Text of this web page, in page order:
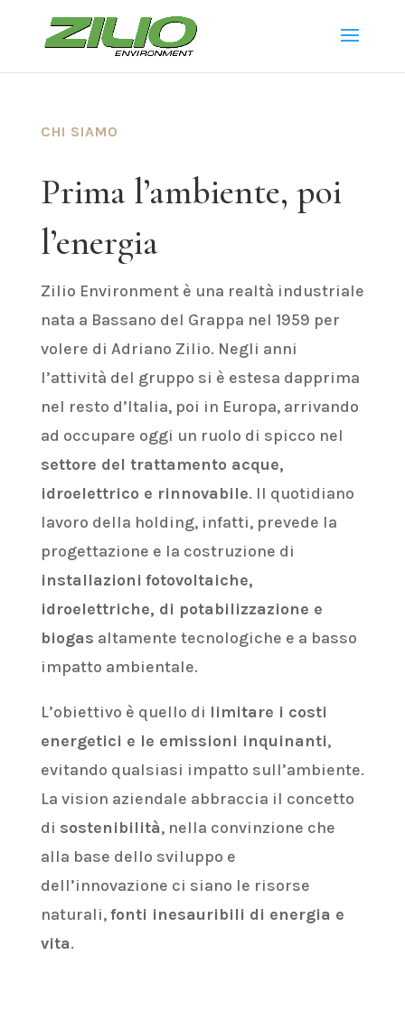
CHI SIAMO
Prima l’ambiente, poi
l’energia
Zilio Environment è una realtà industriale
nata a Bassano del Grappa nel 1959 per
volere di Adriano Zilio. Negli anni
l’attività del gruppo si è estesa dapprima
nel resto d’Italia, poi in Europa, arrivando
ad occupare oggi un ruolo di spicco nel
settore del trattamento acque,
idroelettrico e rinnovabile. Il quotidiano
lavoro della holding, infatti, prevede la
progettazione e la costruzione di
installazioni fotovoltaiche,
idroelettriche, di potabilizzazione e
biogas altamente tecnologiche e a basso
impatto ambientale.
L’obiettivo è quello di limitare i costi
energetici e le emissioni inquinanti,
evitando qualsiasi impatto sull’ambiente.
La vision aziendale abbraccia il concetto
di sostenibilità, nella convinzione che
alla base dello sviluppo e
dell’innovazione ci siano le risorse
naturali,fonti inesauribili di energia e
vita.